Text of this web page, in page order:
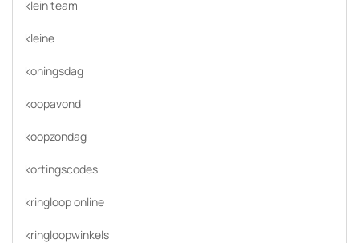
klein team
kleine
koningsdag
koopavond
koopzondag
kortingscodes
kringloop online
kringloopwinkels